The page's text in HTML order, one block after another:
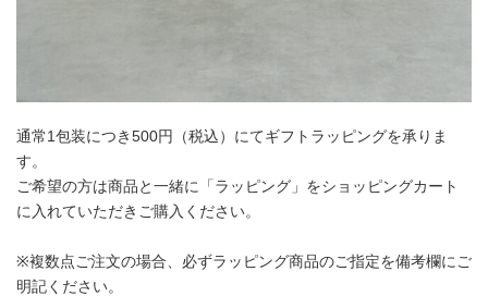
通常1包装につき500円（税込）にてギフトラッピングを承りま
す。
ご希望の方は商品と一緒に「ラッピング」をショッピングカート
に入れていただきご購入ください。
※複数点ご注文の場合、必ずラッピング商品のご指定を備考欄にご
明記ください。